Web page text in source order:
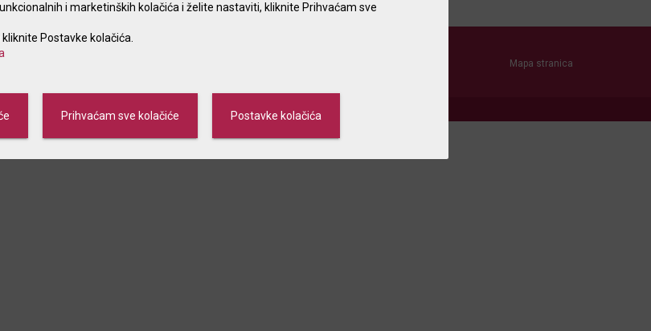
Mapa stranica
je informativnog karaktera i ničim ne obvezuje Karlovačku banku d.d.
i marketinških kolačića i želite nastaviti, kliknite Prihvaćam sve
Postavke kolačića.
Prihvaćam sve kolačiće Postavke kolačića